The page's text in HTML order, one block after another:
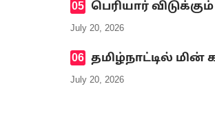
பெரியார் விடுக்கும்
July 20, 2026
தமிழ்நாட்டில்
July 20, 2026